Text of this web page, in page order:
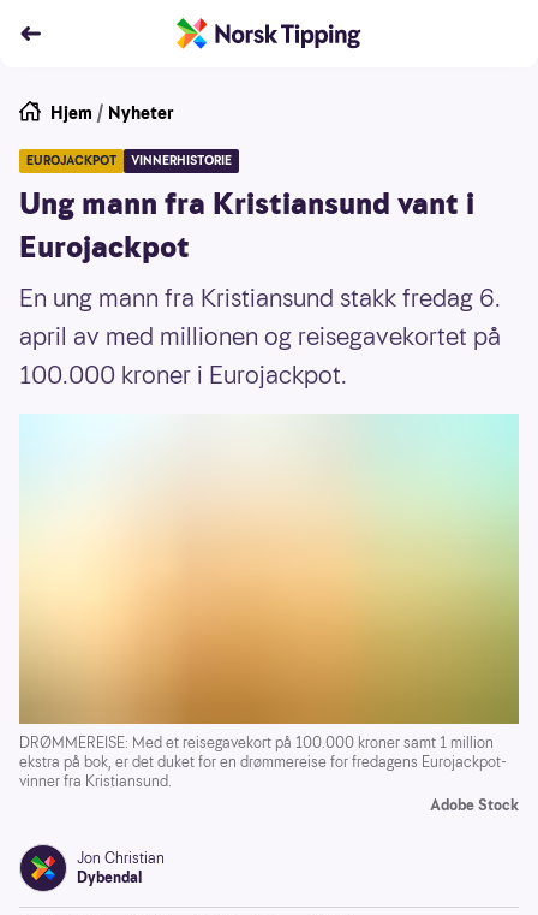
Hjem / Nyheter
EUROJACKPOT VINNERHISTORIE
Ung mann fra Kristiansund vant i
Eurojackpot
En ung mann fra Kristiansund stakk fredag 6.
april av med millionen og reisegavekortet på
100.000 kroner i Eurojackpot.
DRØMMEREISE: Med et reisegavekort på 100.000 kroner samt 1 million
ekstra på bok, er det duket for en drømmereise for fredagens Eurojackpot-
vinner fra Kristiansund.
Adobe Stock
Jon Christian
Dybendal